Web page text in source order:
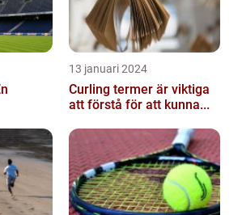
13 januari 2024
Curling termer är viktiga
att förstå för att kunna...